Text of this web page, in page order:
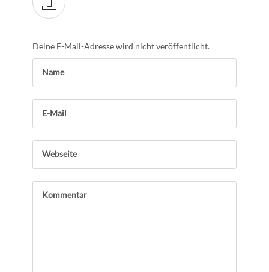
Deine E-Mail-Adresse wird nicht veröffentlicht.